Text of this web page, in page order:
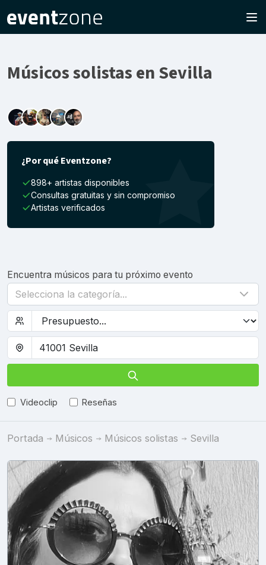
Músicos solistas en Sevilla
¿Por qué Eventzone?
898+ artistas disponibles
Consultas gratuitas y sin compromiso
Artistas verificados
Encuentra músicos para tu próximo evento
Selecciona la categoría...
Videoclip Reseñas
Portada Músicos Músicos solistas Sevilla